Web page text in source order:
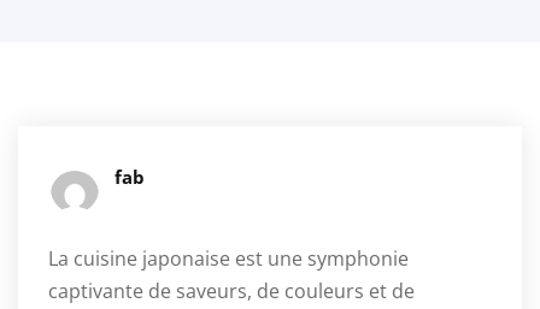
fab
La cuisine japonaise est une symphonie
captivante de saveurs, de couleurs et de